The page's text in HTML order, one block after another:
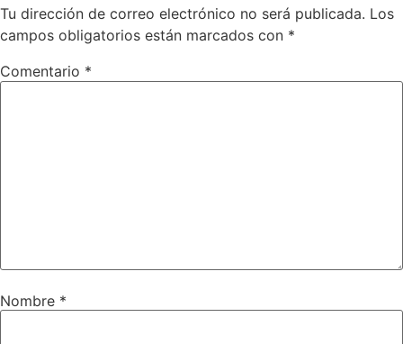
Tu dirección de correo electrónico no será publicada. Los
campos obligatorios están marcados con *
Comentario *
Nombre *